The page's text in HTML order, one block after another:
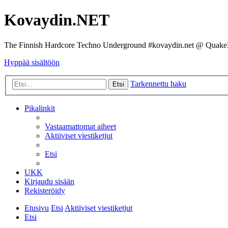
Kovaydin.NET
The Finnish Hardcore Techno Underground #kovaydin.net @
Hyppää sisältöön
Etsi Tarkennettu haku
Pikalinkit
Vastaamattomat aiheet
Aktiiviset viestiketjut
Etsi
UKK
Kirjaudu sisään
Rekisteröidy
Etusivu EtsiAktiiviset viestiketjut
Etsi